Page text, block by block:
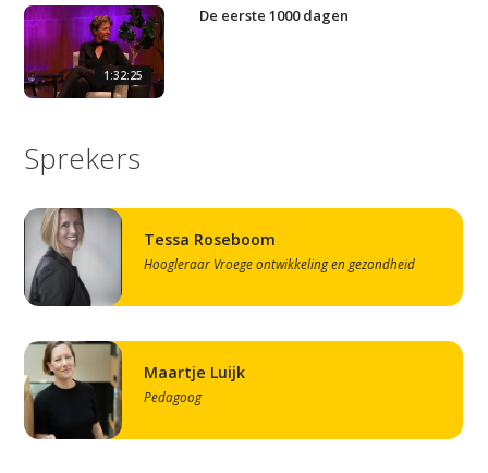
1:32:25
De eerste 1000 dagen
Sprekers
Tessa Roseboom
Hoogleraar Vroege ontwikkeling en gezondheid
Maartje Luijk
Pedagoog